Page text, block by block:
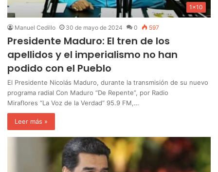
1x10
Manuel Cedillo 30 de mayo de 2024 0 597
Presidente Maduro: El tren de los
apellidos y el imperialismo no han
podido con el Pueblo
El Presidente Nicolás Maduro, durante la transmisión de su nuevo
programa radial Con Maduro “De Repente”, por Radio
Miraflores “La Voz de la Verdad” 95.9 FM,…
Leer más »